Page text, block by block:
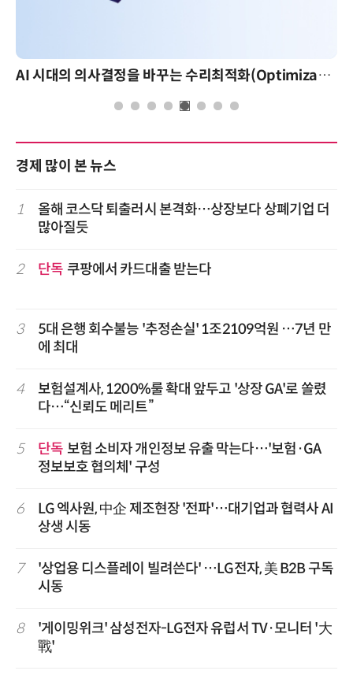
AI 시대의 의사결정을 바꾸는 수리최적화(Optimization): 실제 산업 적용 사례와 활용 전략
경제 많이 본 뉴스
1
올해 코스닥 퇴출러시 본격화…상장보다 상폐기업 더
많아질듯
2 단독 쿠팡에서 카드대출 받는다
3
5대 은행 회수불능 '추정손실' 1조2109억원 …7년 만
에 최대
4
보험설계사, 1200%룰 확대 앞두고 '상장 GA'로 쏠렸
다…“신뢰도 메리트”
5 단독 보험 소비자 개인정보 유출 막는다…'보험·GA
정보보호 협의체' 구성
6
LG 엑사원, 中企 제조현장 '전파'…대기업과 협력사 AI
상생 시동
7
'상업용 디스플레이 빌려쓴다' …LG전자, 美 B2B 구독
시동
8
'게이밍위크' 삼성전자-LG전자 유럽서 TV·모니터 '大
戰'